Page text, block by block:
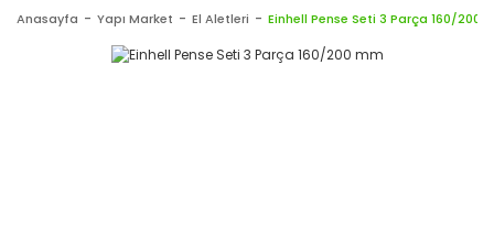
Anasayfa Yapı Market El Aletleri Einhell Pense Seti 3 Parça 160/200